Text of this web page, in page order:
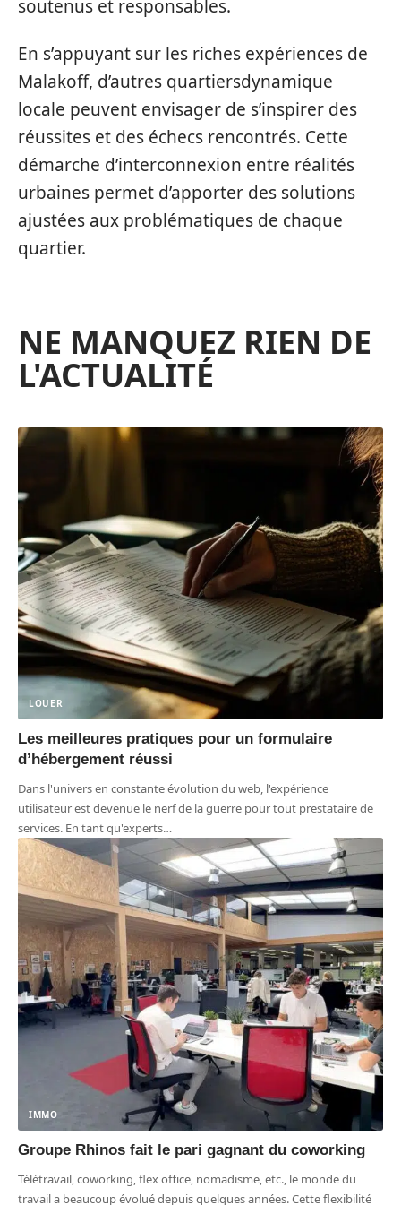
soutenus et responsables.
En s’appuyant sur les riches expériences de
Malakoff, d’autres quartiersdynamique
locale peuvent envisager de s’inspirer des
réussites et des échecs rencontrés. Cette
démarche d’interconnexion entre réalités
urbaines permet d’apporter des solutions
ajustées aux problématiques de chaque
quartier.
NE MANQUEZ RIEN DE
L'ACTUALITÉ
LOUER
Les meilleures pratiques pour un formulaire
d’hébergement réussi
Dans l'univers en constante évolution du web, l'expérience
utilisateur est devenue le nerf de la guerre pour tout prestataire de
services. En tant qu'experts…
IMMO
Groupe Rhinos fait le pari gagnant du coworking
Télétravail, coworking, flex office, nomadisme, etc., le monde du
travail a beaucoup évolué depuis quelques années. Cette flexibilité